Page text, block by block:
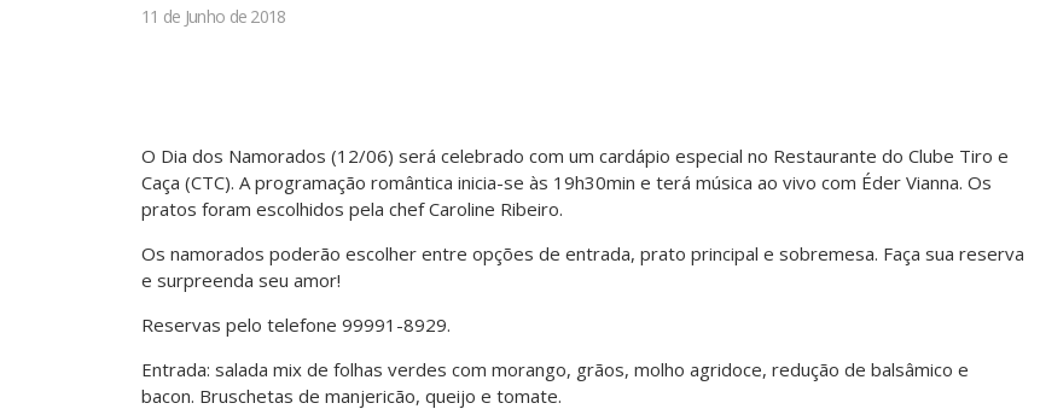
11 de Junho de 2018
O Dia dos Namorados (12/06) será celebrado com um cardápio especial no Restaurante do Clube Tiro e
Caça (CTC). A programação romântica inicia-se às 19h30min e terá música ao vivo com Éder Vianna. Os
pratos foram escolhidos pela chef Caroline Ribeiro.
Os namorados poderão escolher entre opções de entrada, prato principal e sobremesa. Faça sua reserva
e surpreenda seu amor!
Reservas pelo telefone 99991-8929.
Entrada: salada mix de folhas verdes com morango, grãos, molho agridoce, redução de balsâmico e
bacon. Bruschetas de manjericão, queijo e tomate.